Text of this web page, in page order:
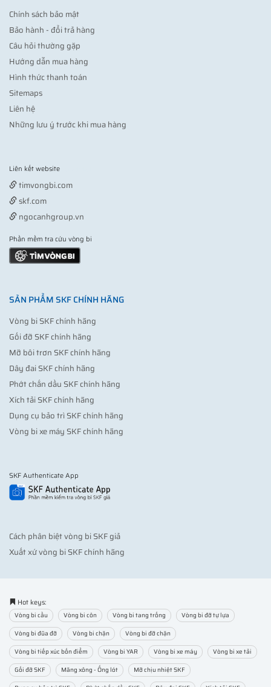
Chính sách bảo mật
Bảo hành - đổi trả hàng
Câu hỏi thường gặp
Hướng dẫn mua hàng
Hình thức thanh toán
Sitemaps
Liên hệ
Những lưu ý trước khi mua hàng
Liên kết website
timvongbi.com
skf.com
ngocanhgroup.vn
Phần mềm tra cứu vòng bi
SẢN PHẨM SKF CHÍNH HÃNG
Vòng bi SKF chính hãng
Gối đỡ SKF chính hãng
Mỡ bôi trơn SKF chính hãng
Dây đai SKF chính hãng
Phớt chắn dầu SKF chính hãng
Xích tải SKF chính hãng
Dụng cụ bảo trì SKF chính hãng
Vòng bi xe máy SKF chính hãng
SKF Authenticate App
Cách phân biệt vòng bi SKF giả
Xuất xứ vòng bi SKF chính hãng
Hot keys:
Vòng bi cầu Vòng bi côn Vòng bi tang trống
Vòng bi đỡ tự lựa
Vòng bi đũa đỡ
Vòng bi chặn
Vòng bi đỡ chặn
Vòng bi tiếp xúc bốn điểm
Vòng bi YAR Vòng bi xe máy
Vòng bi xe tải
Gối đỡ SKF
Măng xông - Ống lót
Mỡ chịu nhiệt SKF